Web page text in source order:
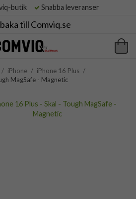
butik Snabba leveranser
till Comviq.se
/ iPhone / iPhone 16 Plus /
MagSafe - Magnetic